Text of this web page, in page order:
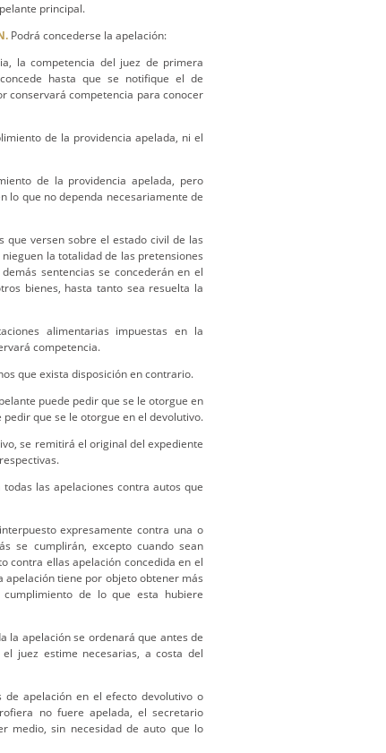
principal.
Podrá concederse la apelación:
la competencia del juez de primera
hasta que se notifique el de
conservará competencia para conocer
de la providencia apelada, ni el
de la providencia apelada, pero
lo que no dependa necesariamente de
que versen sobre el estado civil de las
la totalidad de las pretensiones
sentencias se concederán en el
bienes, hasta tanto sea resuelta la
alimentarias impuestas en la
competencia.
que exista disposición en contrario.
puede pedir que se le otorgue en
que se le otorgue en el devolutivo.
se remitirá el original del expediente
las apelaciones contra autos que
expresamente contra una o
se cumplirán, excepto cuando sean
contra ellas apelación concedida en el
apelación tiene por objeto obtener más
de lo que esta hubiere
la apelación se ordenará que antes de
juez estime necesarias, a costa del
apelación en el efecto devolutivo o
no fuere apelada, el secretario
medio, sin necesidad de auto que lo